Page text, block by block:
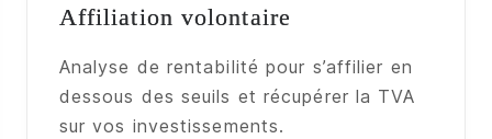
Affiliation volontaire
Analyse de rentabilité pour s’affilier en
dessous des seuils et récupérer la TVA
sur vos investissements.